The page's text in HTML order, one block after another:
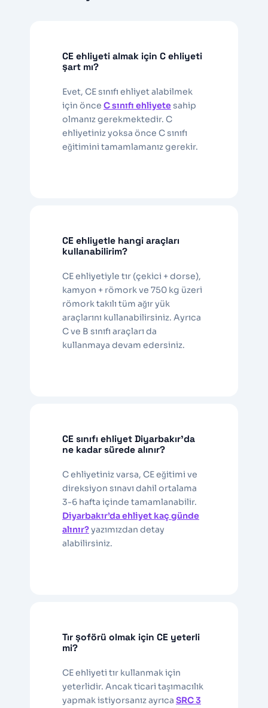
CE ehliyeti almak için C ehliyeti
şart mı?
Evet, CE sınıfı ehliyet alabilmek
için önce C sınıfı ehliyetesahip
olmanız gerekmektedir. C
ehliyetiniz yoksa önce C sınıfı
eğitimini tamamlamanız gerekir.
CE ehliyetle hangi araçları
kullanabilirim?
CE ehliyetiyle tır (çekici + dorse),
kamyon + römork ve 750 kg üzeri
römork takılı tüm ağır yük
araçlarını kullanabilirsiniz. Ayrıca
C ve B sınıfı araçları da
kullanmaya devam edersiniz.
CE sınıfı ehliyet Diyarbakır’da
ne kadar sürede alınır?
C ehliyetiniz varsa, CE eğitimi ve
direksiyon sınavı dahil ortalama
3-6 hafta içinde tamamlanabilir.
Diyarbakır’da ehliyet kaç günde
alınır?yazımızdan detay
alabilirsiniz.
Tır şoförü olmak için CE yeterli
mi?
CE ehliyeti tır kullanmak için
yeterlidir. Ancak ticari taşımacılık
yapmak istiyorsanız ayrıca SRC 3